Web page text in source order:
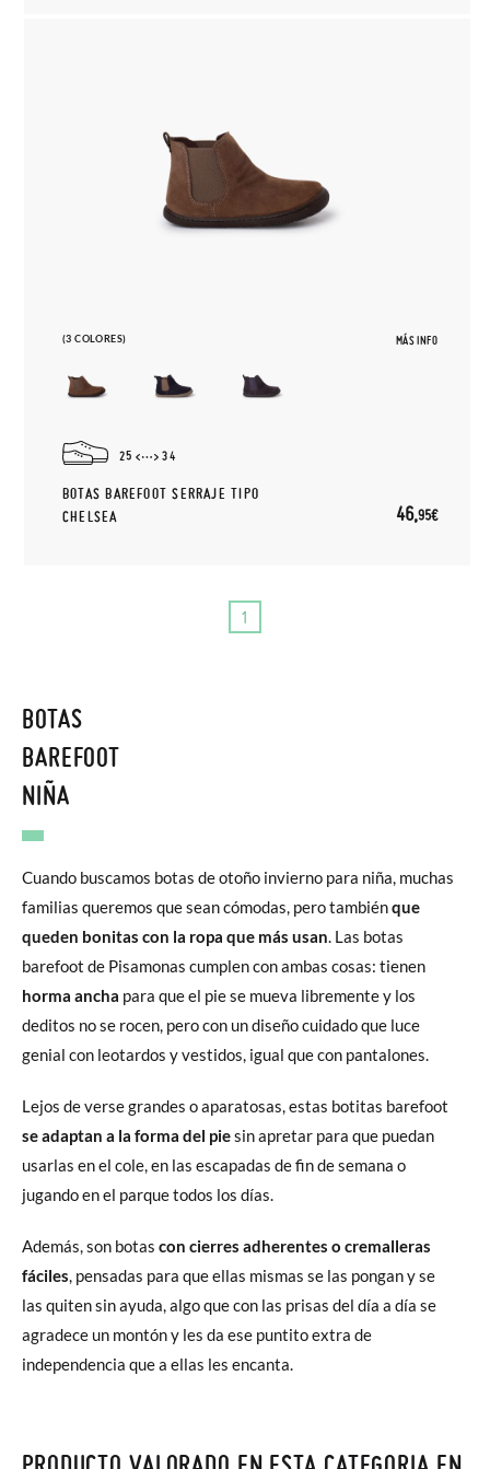
(3 COLORES) MÁS INFO
25 34
BOTAS BAREFOOT SERRAJE TIPO
CHELSEA
46,95€
1
BOTAS
BAREFOOT
NIÑA
Cuando buscamos botas de otoño invierno para niña, muchas
familias queremos que sean cómodas, pero tambiénque
queden bonitas con la ropa que más usan. Las botas
barefoot de Pisamonas cumplen con ambas cosas: tienen
horma ancha para que el pie se mueva libremente y los
deditos no se rocen, pero con un diseño cuidado que luce
genial con leotardos y vestidos, igual que con pantalones.
Lejos de verse grandes o aparatosas, estas botitas barefoot
se adaptan a la forma del piesin apretar para que puedan
usarlas en el cole, en las escapadas de fin de semana o
jugando en el parque todos los días.
Además, son botas con cierres adherentes o cremalleras
fáciles, pensadas para que ellas mismas se las pongan y se
las quiten sin ayuda, algo que con las prisas del día a día se
agradece un montón y les da ese puntito extra de
independencia que a ellas les encanta.